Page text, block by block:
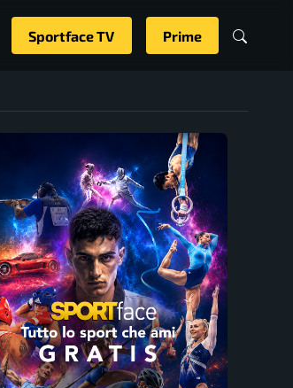
Sportface TV Prime